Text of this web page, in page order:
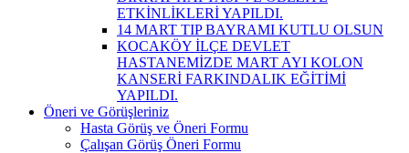
ETKİNLİKLERİ YAPILDI.
14 MART TIP BAYRAMI KUTLU OLSUN
KOCAKÖY İLÇE DEVLET
HASTANEMİZDE MART AYI KOLON
KANSERİ FARKINDALIK EĞİTİMİ
YAPILDI.
Öneri ve Görüşleriniz
Hasta Görüş ve Öneri Formu
Çalışan Görüş Öneri Formu